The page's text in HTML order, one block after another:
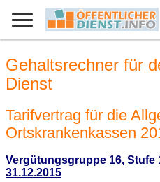
Gehaltsrechner für
Dienst
Tarifvertrag für die
Ortskrankenkassen
Vergütungsgruppe 16, Stufe
31.12.2015